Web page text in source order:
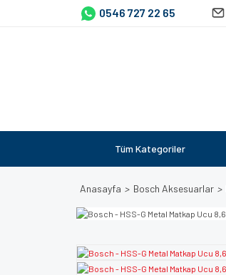
0546 727 22 65
Tüm Kategoriler
Anasayfa Bosch Aksesuarlar